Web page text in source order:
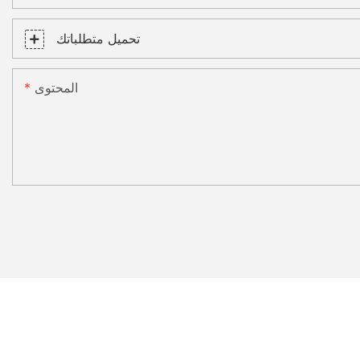
تحميل متطلباتك
المحتوى